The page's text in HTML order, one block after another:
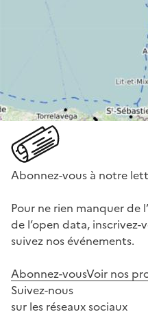
Abonnez-vous à notre
Pour ne rien manquer de
de l’open data,
suivez nos événements.
Abonnez-vousVoir nos
Suivez-nous
sur les réseaux sociaux